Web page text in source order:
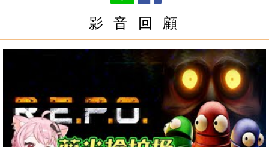
影 音 回 顧